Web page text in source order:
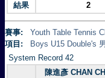
結果
2
賽事:
Youth Table Tennis
項目:
Boys U15 Double's
System Record 42
陳進彥 CHAN